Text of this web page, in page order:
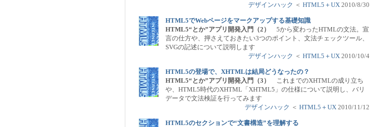
デザインハック ＜ HTML5＋UX 2010/8/30
HTML5でWebページをマークアップする基礎知識
HTML5“とか”アプリ開発入門（2） 5から変わったHTMLの文法。宣
言の仕方や、押さえておきたい3つのポイント、文法チェックツール、
SVGの記述について説明します
デザインハック ＜ HTML5＋UX 2010/10/4
HTML5の登場で、XHTMLは結局どうなったの？
HTML5“とか”アプリ開発入門（3）
これまでのXHTMLの成り立ち
や、HTML5時代のXHTML「XHTML5」の仕様について説明し、バリ
データで文法検証を行ってみます
デザインハック ＜ HTML5＋UX 2010/11/12
HTML5のセクションで“文書構造”を理解する